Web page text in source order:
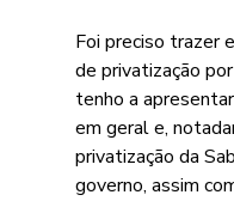
Foi preciso trazer
de privatização
tenho a
em geral e,
privatização da
governo, assim